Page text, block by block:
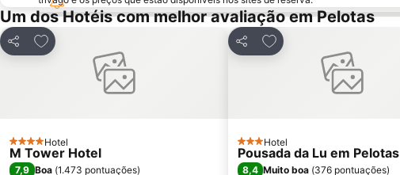
Um dos Hotéis com melhor avaliação em Pelotas
Partilhar
Adicionar aos favoritos
4 Estrelas
Hotel
M Tower Hotel
7,9 Boa (1.473 pontuações)
Partilhar
Adicionar aos favoritos
3 Estrelas
Hotel
Pousada da Lu em Pelotas
8,4 Muito boa (376 pontuações)